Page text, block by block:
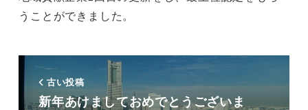
うことができました。
古い投稿
新年あけましておめでとうございま